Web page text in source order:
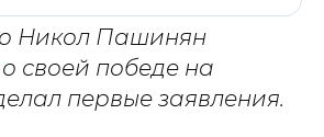
Никол Пашинян
о своей победе на
первые заявления.